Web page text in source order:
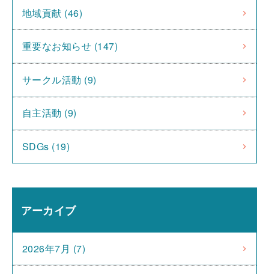
地域貢献 (46)
重要なお知らせ (147)
サークル活動 (9)
自主活動 (9)
SDGs (19)
アーカイブ
2026年7月 (7)